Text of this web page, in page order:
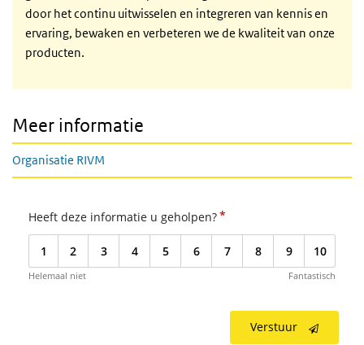
door het continu uitwisselen en integreren van kennis en
ervaring, bewaken en verbeteren we de kwaliteit van onze
producten.
Meer informatie
Organisatie RIVM
Heeft deze informatie u geholpen?*
1 2 3 4 5 6 7 8 9 10
Helemaal niet Fantastisch
Verstuur